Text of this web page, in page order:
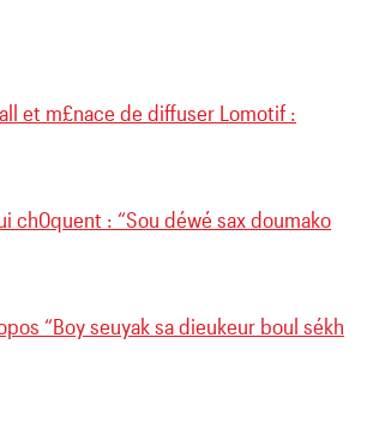
et m£nace de diffuser Lomotif :
ch0quent : “Sou déwé sax doumako
“Boy seuyak sa dieukeur boul sékh